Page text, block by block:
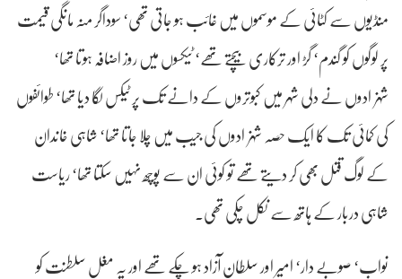
منڈیوں سے کٹائی کے موسموں میں غائب ہو جاتی تھی‘ سوداگر منہ مانگی قیمت
پر لوگوں کو گندم‘ گڑ اور ترکاری بیچتے تھے‘ ٹیکسوں میں روز اضافہ ہوتا تھا‘
شہزادوں نے دلی شہر میں کبوتروں کے دانے تک پر ٹیکس لگا دیا تھا‘ طوائفوں
کی کمائی تک کا ایک حصہ شہزادوں کی جیب میں چلا جاتا تھا‘ شاہی خاندان
کے لوگ قتل بھی کر دیتے تھے تو کوئی ان سے پوچھ نہیں سکتا تھا‘ ریاست
شاہی دربار کے ہاتھ سے نکل چکی تھی۔
نواب‘ صوبے دار‘ امیر اور سلطان آزاد ہو چکے تھے اور یہ مغل سلطنت کو